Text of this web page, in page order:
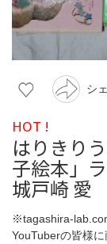
シ
HOT !
はりきり
子絵本」
城戸崎 愛
※tagashira-
YouTuberの皆様